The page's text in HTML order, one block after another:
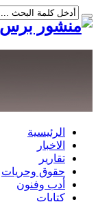
الرئيسية
الاخبار
تقارير
حقوق وحريات
أدب وفنون
كتابات